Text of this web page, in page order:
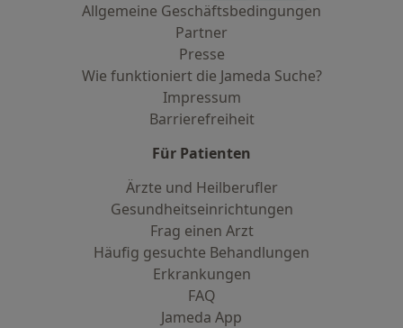
Allgemeine Geschäftsbedingungen
Partner
Presse
Wie funktioniert die Jameda Suche?
Impressum
Barrierefreiheit
Für Patienten
Ärzte und Heilberufler
Gesundheitseinrichtungen
Frag einen Arzt
Häufig gesuchte Behandlungen
Erkrankungen
FAQ
Jameda App